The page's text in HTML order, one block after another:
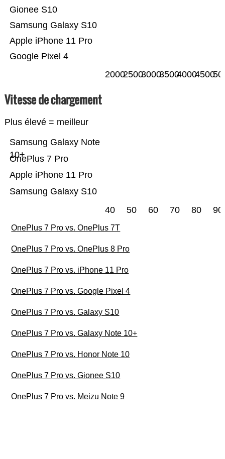
Google Pixel 4
Apple iPhone 11 Pro
Samsung Galaxy S10
Gionee S10
200025003000350040004500
Vitesse de chargement
Plus élevé = meilleur
Samsung Galaxy S10
Apple iPhone 11 Pro
OnePlus 7 Pro
Samsung Galaxy Note
10+
40 50 60 70 80 90
OnePlus 7 Pro vs. OnePlus 7T
OnePlus 7 Pro vs. OnePlus 8 Pro
OnePlus 7 Pro vs. iPhone 11 Pro
OnePlus 7 Pro vs. Google Pixel 4
OnePlus 7 Pro vs. Galaxy S10
OnePlus 7 Pro vs. Galaxy Note 10+
OnePlus 7 Pro vs. Honor Note 10
OnePlus 7 Pro vs. Gionee S10
OnePlus 7 Pro vs. Meizu Note 9